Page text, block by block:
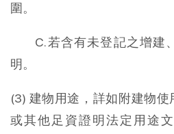
圍。
C.若含有未登記之增建
明。
(3) 建物用途，詳如附建物
或其他足資證明法定用途